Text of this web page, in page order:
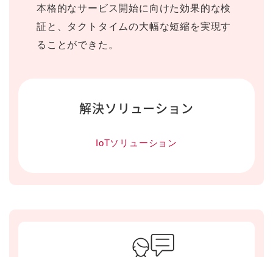
本格的なサービス開始に向けた効果的な検
証と、タクトタイムの大幅な短縮を実現す
ることができた。
解決ソリューション
IoTソリューション